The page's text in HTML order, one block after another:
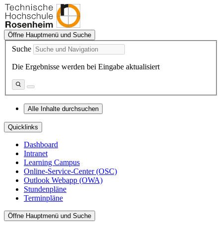
Öffne Hauptmenü und Suche
Suche
Die Ergebnisse werden bei Eingabe aktualisiert
Alle Inhalte durchsuchen
Quicklinks
Dashboard
Intranet
Learning Campus
Online-Service-Center (OSC)
Outlook Webapp (OWA)
Stundenpläne
Terminpläne
Öffne Hauptmenü und Suche